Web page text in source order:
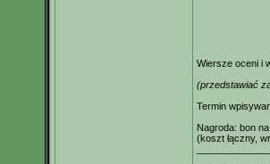
Wiersze oceni i
(przedstawiać
Termin
Nagroda: bon
(koszt łączny,